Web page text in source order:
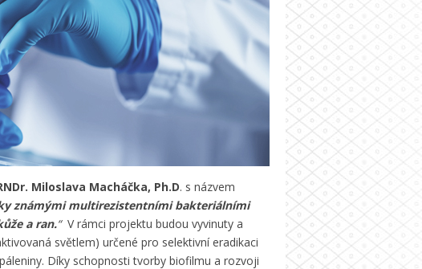
Miloslava Macháčka, Ph.D. s názvem
známými multirezistentními bakteriálními
a ran.“V rámci projektu budou vyvinuty a
světlem) určené pro selektivní eradikaci
Díky schopnosti tvorby biofilmu a rozvoji